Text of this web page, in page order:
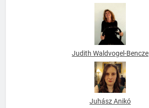
Judith Waldvogel-Bencze
Juhász Anikó